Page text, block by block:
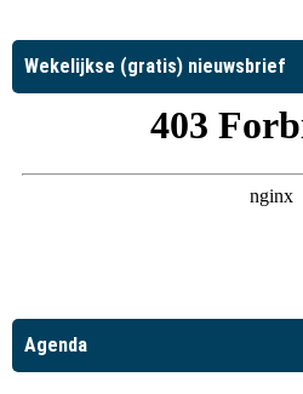
Wekelijkse (gratis) nieuwsbrief
Agenda